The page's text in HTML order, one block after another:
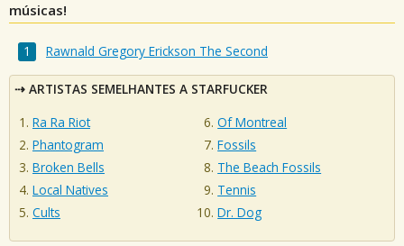
músicas!
Rawnald Gregory Erickson The Second
ARTISTAS SEMELHANTES A STARFUCKER
Ra Ra Riot
Phantogram
Broken Bells
Local Natives
Cults
Of Montreal
Fossils
The Beach Fossils
Tennis
Dr. Dog